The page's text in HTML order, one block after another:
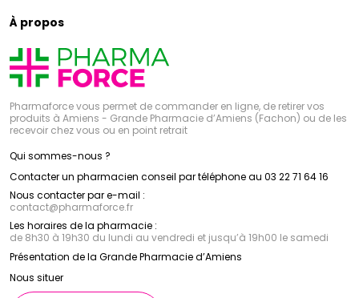
À propos
Pharmaforce vous permet de commander en ligne, de retirer vos
produits à Amiens - Grande Pharmacie d’Amiens (Fachon) ou de les
recevoir chez vous ou en point retrait
Qui sommes-nous ?
Contacter un pharmacien conseil par téléphone au 03 22 71 64 16
Nous contacter par e-mail :
contact@pharmaforce.fr
Les horaires de la pharmacie :
de 8h30 à 19h30 du lundi au vendredi et jusqu’à 19h00 le samedi
Présentation de la Grande Pharmacie d’Amiens
Nous situer